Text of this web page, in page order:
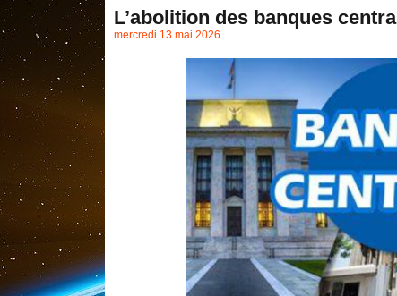
L’abolition des banques
mercredi 13 mai 2026